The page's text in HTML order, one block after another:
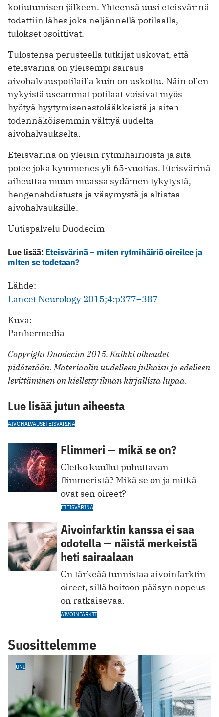
kotiutumisen jälkeen. Yhteensä uusi eteisvärinä
todettiin lähes joka neljännellä potilaalla,
tulokset osoittivat.
Tulostensa perusteella tutkijat uskovat, että
eteisvärinä on yleisempi sairaus
aivohalvauspotilailla kuin on uskottu. Näin ollen
nykyistä useammat potilaat voisivat myös
hyötyä hyytymisenestolääkkeistä ja siten
todennäköisemmin välttyä uudelta
aivohalvaukselta.
Eteisvärinä on yleisin rytmihäiriöistä ja sitä
potee joka kymmenes yli 65-vuotias. Eteisvärinä
aiheuttaa muun muassa sydämen tykytystä,
hengenahdistusta ja väsymystä ja altistaa
aivohalvauksille.
Uutispalvelu Duodecim
Lue lisää: Eteisvärinä – miten rytmihäiriö oireilee ja
miten se todetaan?
Lähde:
Lancet Neurology 2015;4:p377–387
Kuva:
Panhermedia
Copyright Duodecim 2015. Kaikki oikeudet
pidätetään. Materiaalin uudelleen julkaisu ja edelleen
levittäminen on kielletty ilman kirjallista lupaa.
Lue lisää jutun aiheesta
AIVOHALVAUSETEISVÄRINÄ
Flimmeri — mikä se on?
Oletko kuullut puhuttavan
flimmeristä? Mikä se on ja mitkä
ovat sen oireet?
ETEISVÄRINÄ
Aivoinfarktin kanssa ei saa
odotella — näistä merkeistä
heti sairaalaan
On tärkeää tunnistaa aivoinfarktin
oireet, sillä hoitoon pääsyn nopeus
on ratkaisevaa.
AIVOINFARKTI
Suosittelemme
UNI